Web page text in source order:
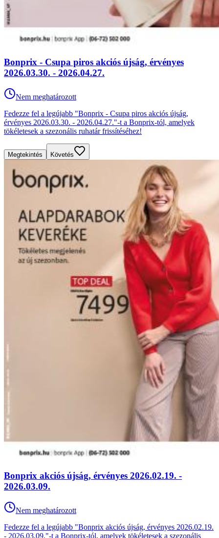
Bonprix - Csupa piros akciós újság, érvényes
2026.03.30. - 2026.04.27.
Nem meghatározott
Fedezze fel a legújabb "Bonprix - Csupa piros akciós újság,
érvényes 2026.03.30. - 2026.04.27."-t a Bonprix-tól, amelyek
tökéletesek a szezonális ruhatár frissítéséhez!
Megtekintés Követés
Bonprix akciós újság, érvényes 2026.02.19. -
2026.03.09.
Nem meghatározott
Fedezze fel a legújabb "Bonprix akciós újság, érvényes 2026.02.19.
- 2026.03.09."-t a Bonprix-tól, amelyek tökéletesek a szezonális